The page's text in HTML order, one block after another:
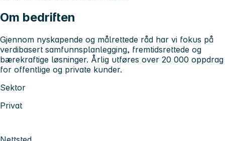
Om bedriften
Gjennom nyskapende og målrettede råd har vi fokus på
verdibasert samfunnsplanlegging, fremtidsrettede og
bærekraftige løsninger. Årlig utføres over 20 000 oppdrag
for offentlige og private kunder.
Sektor
Privat